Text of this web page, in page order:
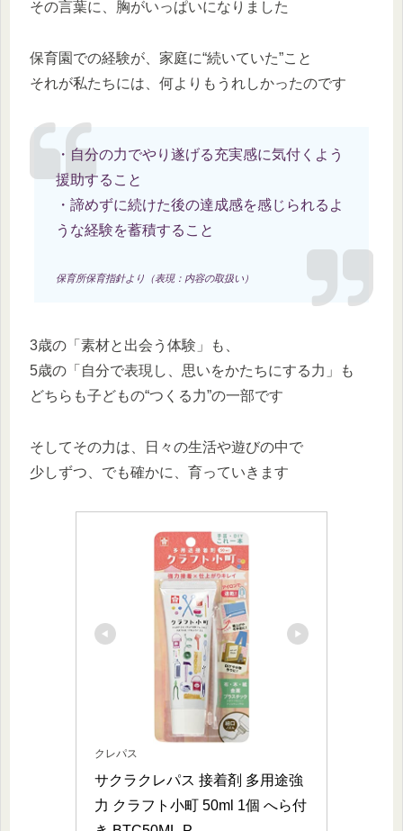
その言葉に、胸がいっぱいになりました
保育園での経験が、家庭に“続いていた”こと
それが私たちには、何よりもうれしかったのです
・自分の力でやり遂げる充実感に気付くよう
援助すること
・諦めずに続けた後の達成感を感じられるよ
うな経験を蓄積すること
保育所保育指針より（表現：内容の取扱い）
3歳の「素材と出会う体験」も、
5歳の「自分で表現し、思いをかたちにする力」も
どちらも子どもの“つくる力”の一部です
そしてその力は、日々の生活や遊びの中で
少しずつ、でも確かに、育っていきます
クレパス
サクラクレパス 接着剤 多用途強
力 クラフト小町 50ml 1個 へら付